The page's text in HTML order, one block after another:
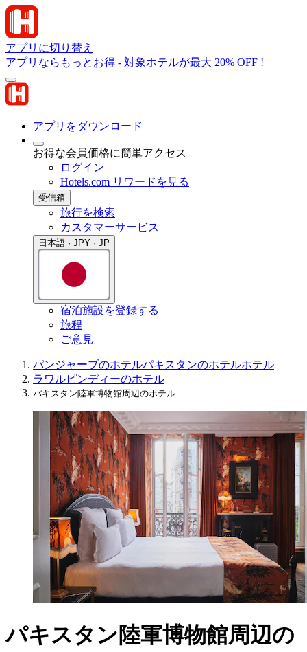
アプリに切り替え
アプリならもっとお得 - 対象ホテルが最大 20% OFF !
アプリをダウンロード
お得な会員価格に簡単アクセス
ログイン
Hotels.com リワードを見る
受信箱
旅行を検索
カスタマーサービス
日本語 · JPY · JP
宿泊施設を登録する
旅程
ご意見
パンジャーブのホテルパキスタンのホテルホテル
ラワルピンディーのホテル
パキスタン陸軍博物館周辺のホテル
パキスタン陸軍博物館周辺の